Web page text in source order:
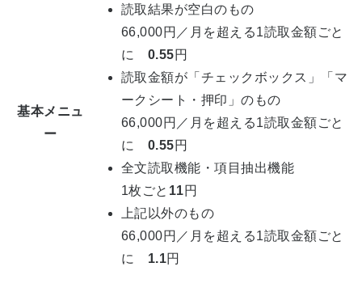
基本メニュ
ー
読取結果が空白のもの
66,000円／月を超える1読取金額ごと
に 0.55円
読取金額が「チェックボックス」「マ
ークシート・押印」のもの
66,000円／月を超える1読取金額ごと
に 0.55円
全文読取機能・項目抽出機能
1枚ごと 11円
上記以外のもの
66,000円／月を超える1読取金額ごと
に 1.1円